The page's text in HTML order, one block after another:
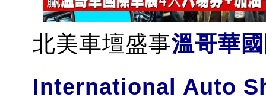
北美車壇盛事溫哥華
International Auto